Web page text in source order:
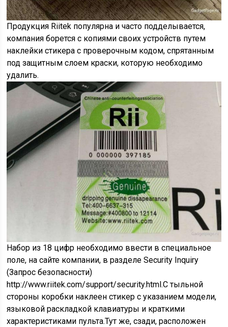
Продукция Riitek популярна и часто подделывается,
компания борется с копиями своих устройств путем
наклейки стикера с проверочным кодом, спрятанным
под защитным слоем краски, которую необходимо
удалить.
Набор из 18 цифр необходимо ввести в специальное
поле, на сайте компании, в разделе Security Inquiry
(Запрос безопасности)
http://www.riitek.com/support/security.html.С тыльной
стороны коробки наклеен стикер с указанием модели,
языковой раскладкой клавиатуры и краткими
характеристиками пульта.Тут же, сзади, расположен